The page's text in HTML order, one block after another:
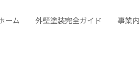
ーム 外壁塗装完全ガイド 事業